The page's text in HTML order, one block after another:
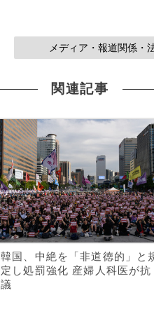
メディア・報道関係・
関連記事
韓国、中絶を「非道徳的」と
定し処罰強化 産婦人科医が抗
議